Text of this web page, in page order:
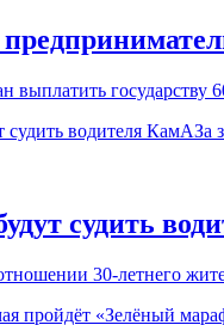
выплатить государству
судить
30-летнего